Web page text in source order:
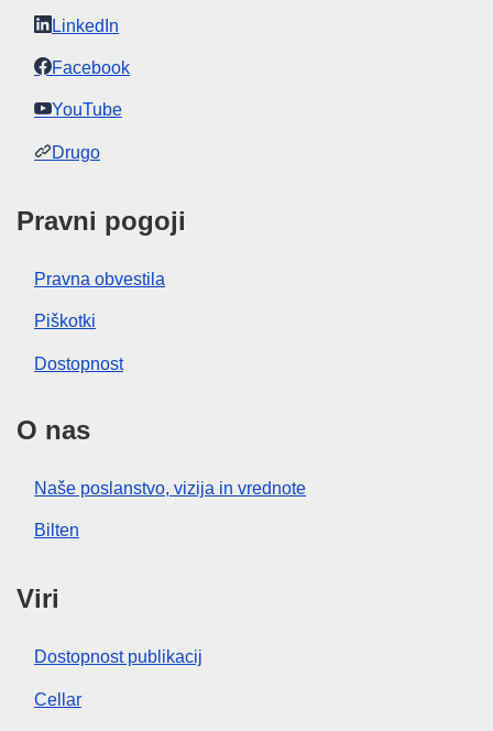
LinkedIn
Facebook
YouTube
Drugo
Pravni pogoji
Pravna obvestila
Piškotki
Dostopnost
O nas
Naše poslanstvo, vizija in vrednote
Bilten
Viri
Dostopnost publikacij
Cellar